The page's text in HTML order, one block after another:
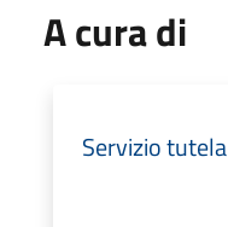
A cura di
Servizio